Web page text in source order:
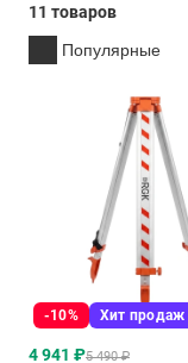
11 товаров
Популярные
-10% Хит продаж
4 941 ₽5 490 ₽